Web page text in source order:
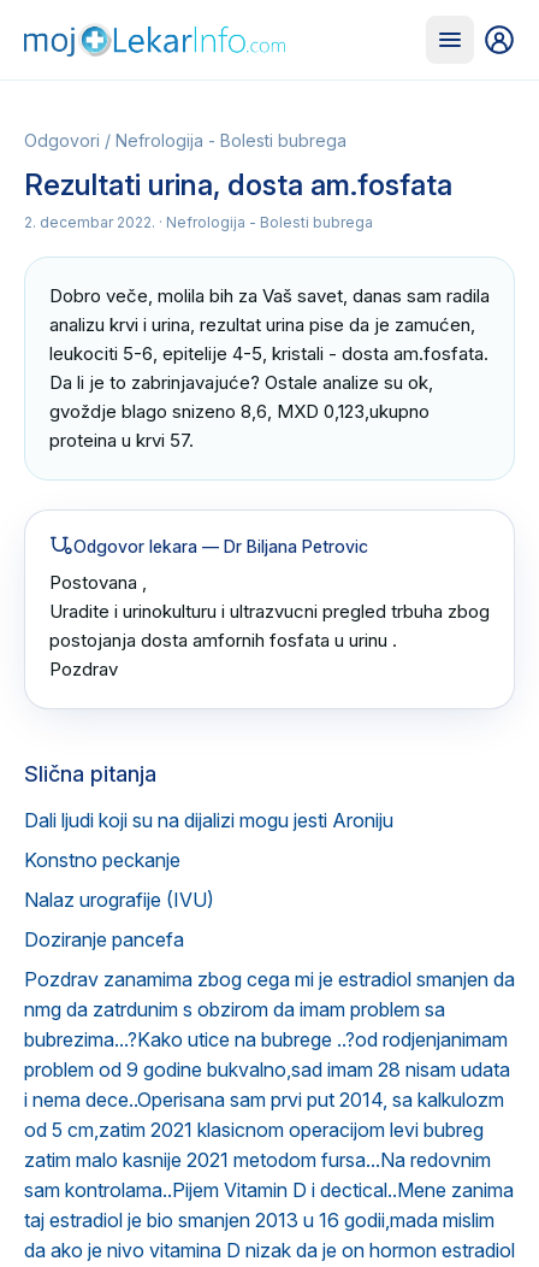
Odgovori / Nefrologija - Bolesti bubrega
Rezultati urina, dosta am.fosfata
2. decembar 2022. · Nefrologija - Bolesti bubrega
Dobro veče, molila bih za Vaš savet, danas sam radila
analizu krvi i urina, rezultat urina pise da je zamućen,
leukociti 5-6, epitelije 4-5, kristali - dosta am.fosfata.
Da li je to zabrinjavajuće? Ostale analize su ok,
gvoždje blago snizeno 8,6, MXD 0,123,ukupno
proteina u krvi 57.
Odgovor lekara — Dr Biljana Petrovic
Postovana ,
Uradite i urinokulturu i ultrazvucni pregled trbuha zbog
postojanja dosta amfornih fosfata u urinu .
Pozdrav
Slična pitanja
Dali ljudi koji su na dijalizi mogu jesti Aroniju
Konstno peckanje
Nalaz urografije (IVU)
Doziranje pancefa
Pozdrav zanamima zbog cega mi je estradiol smanjen da
nmg da zatrdunim s obzirom da imam problem sa
bubrezima...?Kako utice na bubrege ..?od rodjenjanimam
problem od 9 godine bukvalno,sad imam 28 nisam udata
i nema dece..Operisana sam prvi put 2014, sa kalkulozm
od 5 cm,zatim 2021 klasicnom operacijom levi bubreg
zatim malo kasnije 2021 metodom fursa...Na redovnim
sam kontrolama..Pijem Vitamin D i dectical..Mene zanima
taj estradiol je bio smanjen 2013 u 16 godii,mada mislim
da ako je nivo vitamina D nizak da je on hormon estradiol